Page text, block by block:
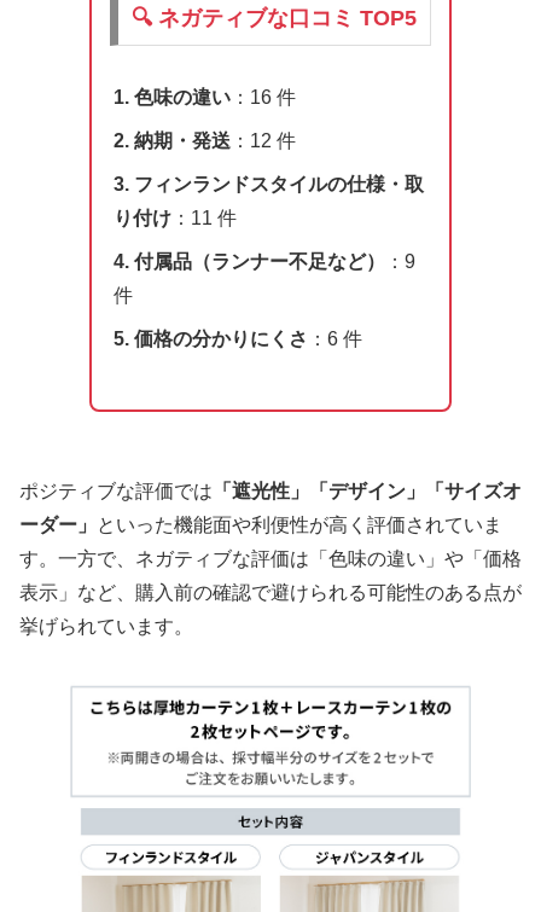
🔍 ネガティブな口コミ TOP5
1. 色味の違い ：16 件
2. 納期・発送 ：12 件
3. フィンランドスタイルの仕様・取
り付け ：11 件
4. 付属品（ランナー不足など）
：9
件
5. 価格の分かりにくさ ：6 件
ポジティブな評価では 「遮光性」「デザイン」「サイズオ
ーダー」
といった機能面や利便性が高く評価されていま
す。一方で、ネガティブな評価は「色味の違い」や「価格
表示」など、購入前の確認で避けられる可能性のある点が
挙げられています。